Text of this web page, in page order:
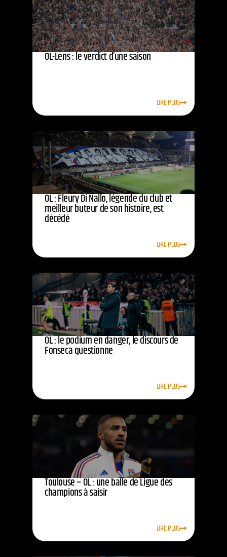
OL-Lens : le verdict d’une saison
LIRE PLUS
OL : Fleury Di Nallo, légende du club et
meilleur buteur de son histoire, est
décédé
LIRE PLUS
OL : le podium en danger, le discours de
Fonseca questionne
LIRE PLUS
Toulouse – OL : une balle de Ligue des
champions à saisir
LIRE PLUS